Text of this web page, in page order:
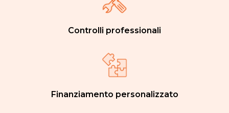
Controlli professionali
Finanziamento personalizzato